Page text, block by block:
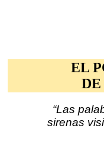
EL
“Las
sirenas